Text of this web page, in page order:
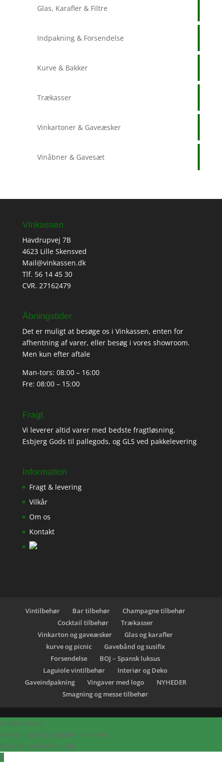
Glas, Karafler & Filtre
Indpakning & Forsendelse
Kurve & Bakker
Trækasser
Vinkartoner & Gaveæsker
Vinåbner & Gavesæt
Vinkassen
Havdrupvej 7B
4623 Lille Skensved
Mail@vinkassen.dk
Tlf. 56 14 45 30
CVR. 27162479
Åbningstider
Det er muligt at besøge os i Vinkassen, enten for
afhentning af varer, eller besøg i vores showroom.
Men kun efter aftale
Man-tors: 08:00 – 16:00
Fre: 08:00 – 15:00
Fragt
Vi leverer altid varer med bedste fragtløsning.
Esbjerg Gods til pallegods, og GLS ved pakkelevering
Information
Fragt & levering
Vilkår
Om os
Kontakt
Vintilbehør Bar tilbehør
Champagne tilbehør
Cocktail tilbehør
Trækasser
Vinkarton og gaveæsker
Glas og karafler
kurve og picnic
Gavebånd og susifix
Forsendelse
BOJ – Spansk luksus
Laguiole vintilbehør
Interiør og Deko
Gaveindpakning
Vingaver med logo
NYHEDER
Smagning og messe tilbehør
Indkøbskurv0
Der er ingen produkter i kurven!
Fortsæt med at handle
0